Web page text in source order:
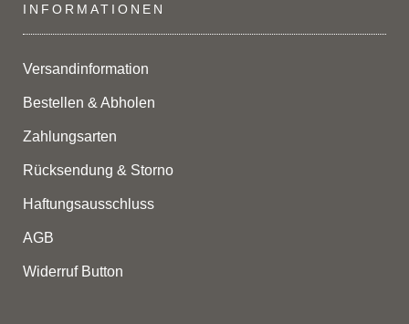
INFORMATIONEN
Versandinformation
Bestellen & Abholen
Zahlungsarten
Rücksendung & Storno
Haftungsausschluss
AGB
Widerruf Button